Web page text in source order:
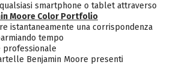
smartphone o tablet attraverso
Moore Color Portfolio
istantaneamente una corrispondenza
tempo
Benjamin Moore presenti